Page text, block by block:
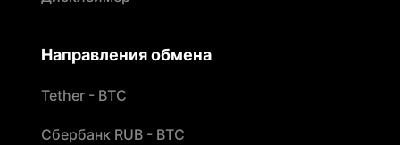
Направления обмена
Tether - BTC
Сбербанк RUB - BTC